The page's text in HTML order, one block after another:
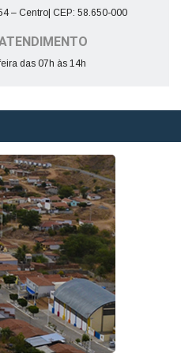
– Centro| CEP: 58.650-000
das 07h às 14h